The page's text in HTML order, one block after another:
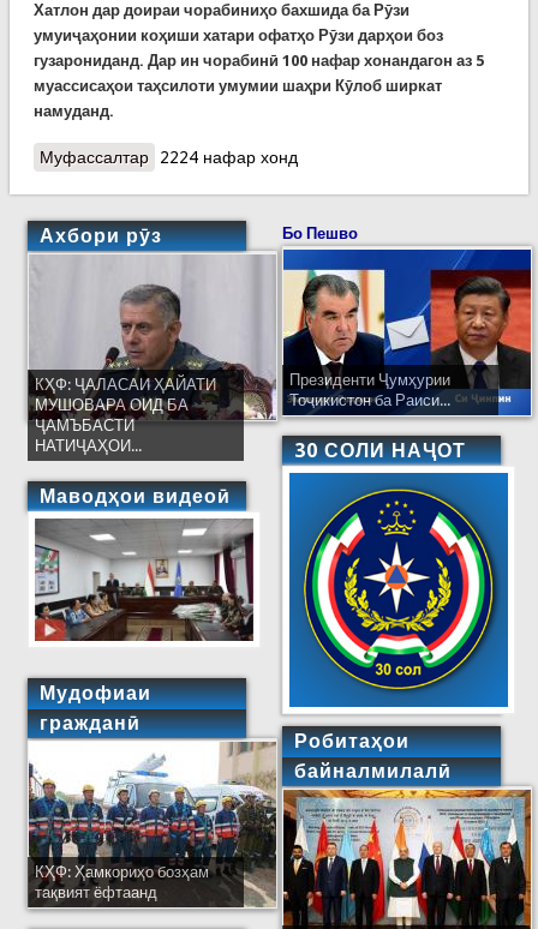
Хатлон дар доираи чорабиниҳо бахшида ба Рӯзи
умуиҷаҳонии коҳиши хатари офатҳо Рӯзи дарҳои боз
гузарониданд. Дар ин чорабинӣ 100 нафар хонандагон аз 5
муассисаҳои таҳсилоти умумии шаҳри Кӯлоб ширкат
намуданд.
Муфассалтаро Рӯзи дарҳои боз дар Шуъбаи КҲФ дар шаҳри
2224 нафар хонд
Ахбори рӯз
КҲФ: ҶАЛАСАИ ҲАЙАТИ
МУШОВАРА ОИД БА
ҶАМЪБАСТИ
НАТИҶАҲОИ...
Маводҳои видеоӣ
Мудофиаи
гражданӣ
КҲФ: Ҳамкориҳо бозҳам
тақвият ёфтаанд
Бо Пешво
Президенти Ҷумҳурии
Тоҷикистон ба Раиси...
30 СОЛИ НАҶОТ
Робитаҳои
байналмилалӣ